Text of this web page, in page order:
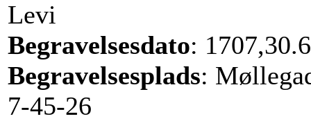
Levi
Begravelsesdato: 1707,30.6
Begravelsesplads:
7-45-26